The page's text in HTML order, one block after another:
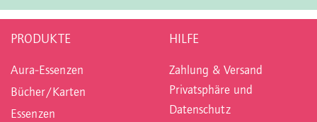
PRODUKTE
Aura-Essenzen
Bücher/Karten
Essenzen
HILFE
Zahlung & Versand
Privatsphäre und
Datenschutz